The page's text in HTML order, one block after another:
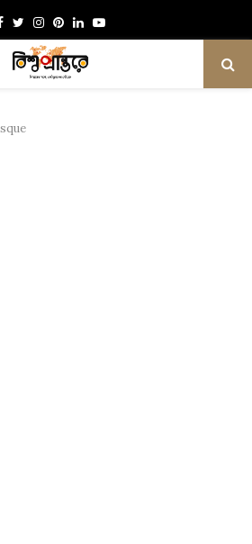
Facebook
TwitterInstagram
Pinterest
LinkedinYoutube